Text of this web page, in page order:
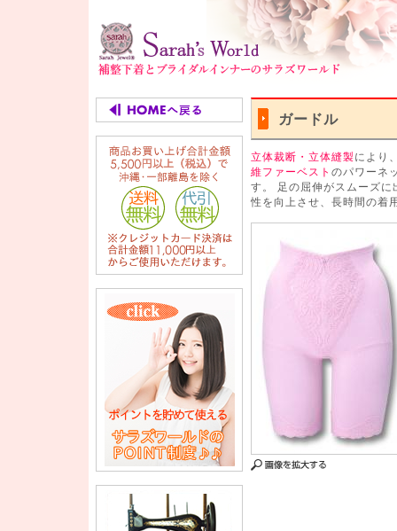
ガードル
立体裁断・立体縫製により
維ファーベスト のパワーネ
す。 足の屈伸がスムーズに
性を向上させ、長時間の着